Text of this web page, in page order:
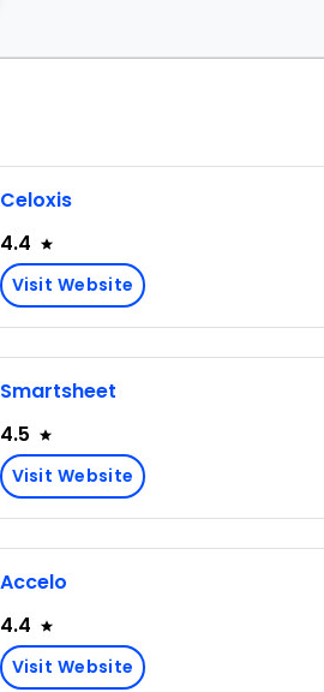
Celoxis
4.4
Visit Website
Smartsheet
4.5
Visit Website
Accelo
4.4
Visit Website